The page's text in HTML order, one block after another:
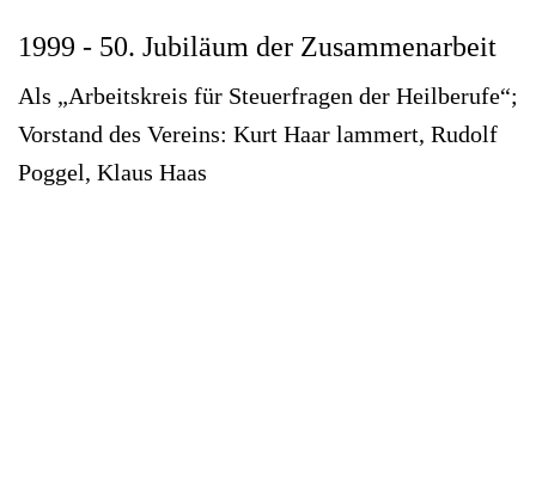
1999 - 50. Jubiläum der Zusammenarbeit
Als „Arbeitskreis für Steuerfragen der Heilberufe“;
Vorstand des Vereins: Kurt Haar lammert, Rudolf
Poggel, Klaus Haas